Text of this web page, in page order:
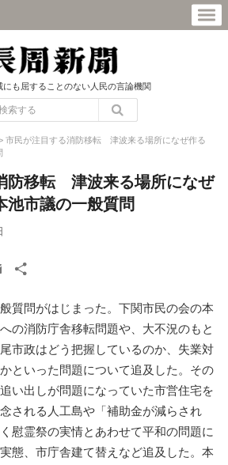
にも屈することのない人民の言論機関
市民が注目する消防移転 津波来る場所になぜ作る
防移転 津波来る場所になぜ
市議の一般質問
Email
質問がはじまった。下関市民の会の本
の消防庁舎移転問題や、大不況のもと
市政はどう把握しているのか、失業対
といった問題について追及した。その
い出しが問題になっていた市営住宅を
される人工島や「補助金が減らされ
慰霊祭の実情とあわせて平和の問題に
態、市庁舎建て替えなど追及した。本